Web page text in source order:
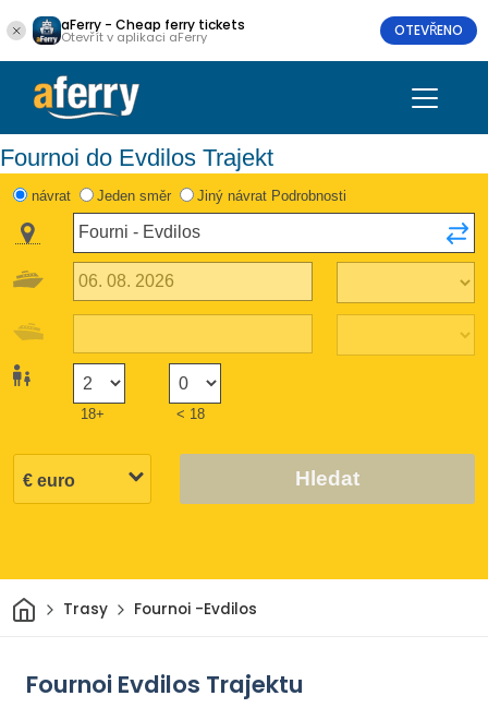
aFerry - Cheap ferry tickets
Otevřít v aplikaci aFerry OTEVŘENO
Fournoi do Evdilos Trajekt
návrat Jeden směr Jiný návrat Podrobnosti
18+ < 18
Hledat
Domov
Trasy Fournoi -Evdilos
Fournoi Evdilos Trajektu